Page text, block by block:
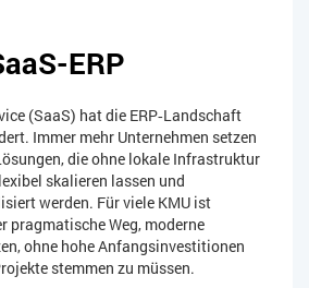
ERP
(SaaS) hat die ERP‑Landschaft
Immer mehr Unternehmen setzen
die ohne lokale Infrastruktur
skalieren lassen und
werden. Für viele KMU ist
pragmatische Weg, moderne
ohne hohe Anfangsinvestitionen
stemmen zu müssen.